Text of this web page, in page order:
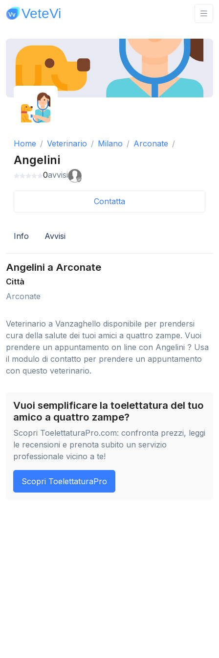
Home Veterinario Milano Arconate
Angelini
0avvisi
Contatta
Info Avvisi
Angelini a Arconate
Città
Arconate
Veterinario a Vanzaghello disponibile per prendersi
cura della salute dei tuoi amici a quattro zampe. Vuoi
prendere un appuntamento on line con Angelini ? Usa
il modulo di contatto per prendere un appuntamento
con questo veterinario.
Vuoi semplificare la toelettatura del tuo
amico a quattro zampe?
Scopri ToelettaturaPro.com: confronta prezzi, leggi
le recensioni e prenota subito un servizio
professionale vicino a te!
Scopri ToelettaturaPro